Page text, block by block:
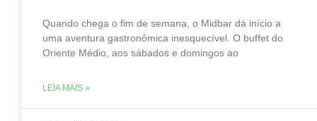
Quando chega o fim de semana, o Midbar dá início a
uma aventura gastronômica inesquecível. O buffet do
Oriente Médio, aos sábados e domingos ao
LEIA MAIS »